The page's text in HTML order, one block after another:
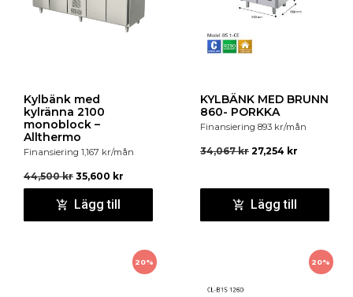
Kylbänk med
kylränna 2100
monoblock –
Allthermo
Finansiering 1,167 kr/mån
44,500kr 35,600 kr
Lägg till
KYLBÄNK MED BRUNN
860- PORKKA
Finansiering 893 kr/mån
34,067kr 27,254 kr
Lägg till
20% 20%